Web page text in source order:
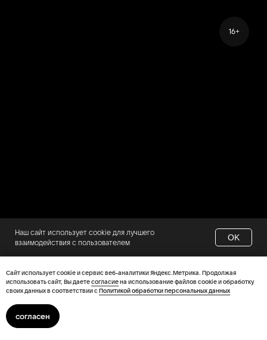
Наш сайт использует cookie для лучшего
взаимодействия с пользователем
OK
16+
21.11 СБ 20:00
ТАНЦЫ МИНУС
Уважаемые гости! Просим вас ознакомиться
с правилами посещения площадки.
ОЗНАКОМИТЬСЯ
времени начала, указанного на билете.
Сайт использует cookie и сервис веб-аналитики Яндекс.Метрика. Продолжая
использовать сайт, Вы даетесогласиена использование файлов cookie и обработку
своих данных в соответствии сПолитикой обработки персональных данных
согласен